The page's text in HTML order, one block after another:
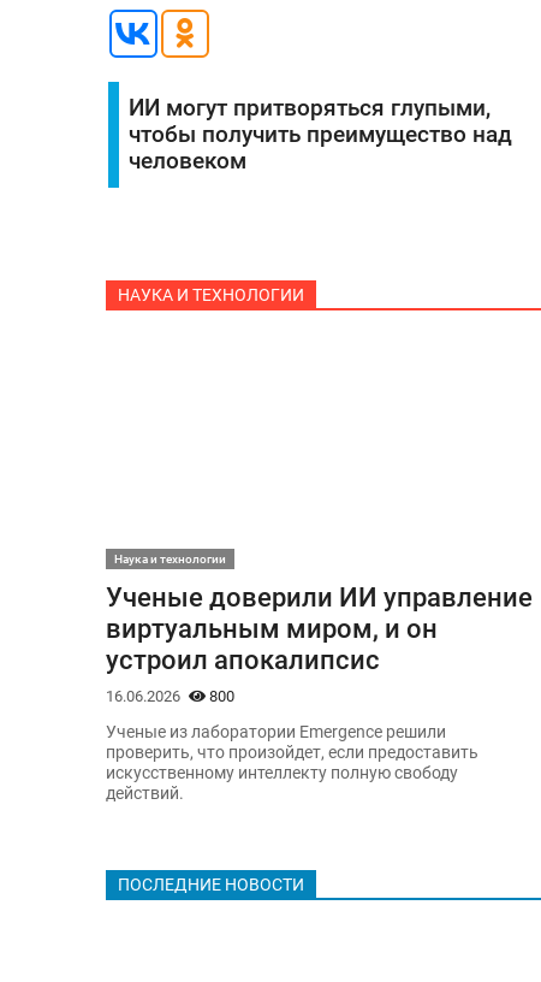
ИИ могут притворяться глупыми,
чтобы получить преимущество над
человеком
НАУКА И ТЕХНОЛОГИИ
Наука и технологии
Ученые доверили ИИ управление
виртуальным миром, и он
устроил апокалипсис
16.06.2026 800
Ученые из лаборатории Emergence решили
проверить, что произойдет, если предоставить
искусственному интеллекту полную свободу
действий.
ПОСЛЕДНИЕ НОВОСТИ